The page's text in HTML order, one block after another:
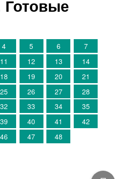
4 5 6
7
11 12 13
14
18 19 20
21
25 26 27
28
32 33 34
35
39 40 41
42
46 47 48